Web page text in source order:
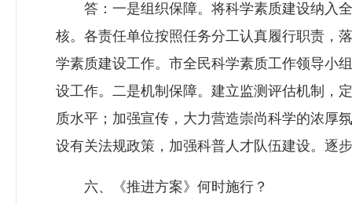
答：一是组织保障。将科学素质建设纳入全
核。各责任单位按照任务分工认真履行职责，
学素质建设工作。市全民科学素质工作领导小
设工作。二是机制保障。建立监测评估机制，
质水平；加强宣传，大力营造崇尚科学的浓厚
设有关法规政策，加强科普人才队伍建设。逐
六、《推进方案》何时施行？